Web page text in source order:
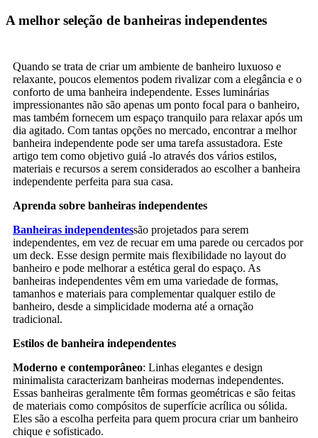
A melhor seleção de banheiras independentes
Quando se trata de criar um ambiente de banheiro luxuoso e
relaxante, poucos elementos podem rivalizar com a elegância e o
conforto de uma banheira independente. Esses luminárias
impressionantes não são apenas um ponto focal para o banheiro,
mas também fornecem um espaço tranquilo para relaxar após um
dia agitado. Com tantas opções no mercado, encontrar a melhor
banheira independente pode ser uma tarefa assustadora. Este
artigo tem como objetivo guiá -lo através dos vários estilos,
materiais e recursos a serem considerados ao escolher a banheira
independente perfeita para sua casa.
Aprenda sobre banheiras independentes
Banheiras independentessão projetados para serem
independentes, em vez de recuar em uma parede ou cercados por
um deck. Esse design permite mais flexibilidade no layout do
banheiro e pode melhorar a estética geral do espaço. As
banheiras independentes vêm em uma variedade de formas,
tamanhos e materiais para complementar qualquer estilo de
banheiro, desde a simplicidade moderna até a ornação
tradicional.
Estilos de banheira independentes
Moderno e contemporâneo: Linhas elegantes e design
minimalista caracterizam banheiras modernas independentes.
Essas banheiras geralmente têm formas geométricas e são feitas
de materiais como compósitos de superfície acrílica ou sólida.
Eles são a escolha perfeita para quem procura criar um banheiro
chique e sofisticado.